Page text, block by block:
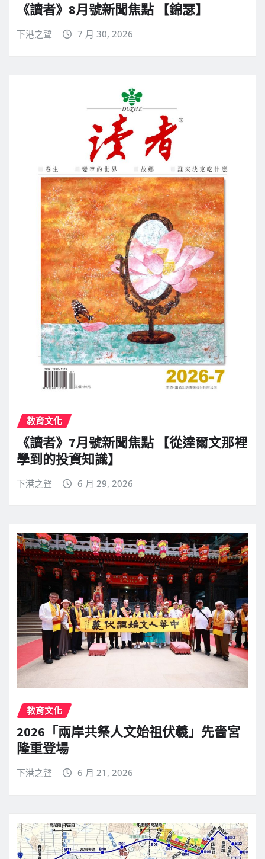
《讀者》8月號新聞焦點 【錦瑟】
下港之聲 7 月 30, 2026
教育文化
《讀者》7月號新聞焦點 【從達爾文那裡
學到的投資知識】
下港之聲 6 月 29, 2026
教育文化
2026「兩岸共祭人文始祖伏羲」先嗇宮
隆重登場
下港之聲 6 月 21, 2026